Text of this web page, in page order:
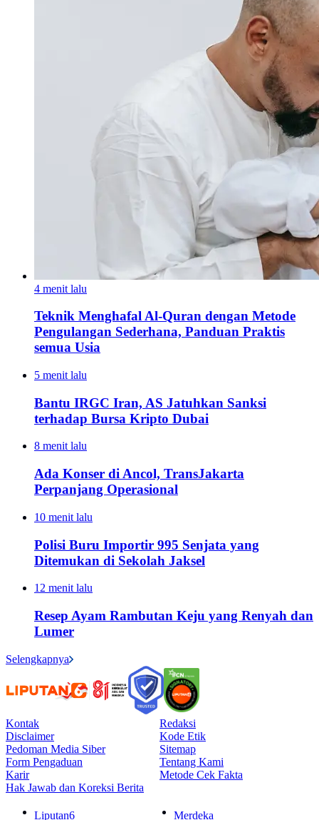
4 menit lalu
Teknik Menghafal Al-Quran dengan Metode
Pengulangan Sederhana, Panduan Praktis
semua Usia
5 menit lalu
Bantu IRGC Iran, AS Jatuhkan Sanksi
terhadap Bursa Kripto Dubai
8 menit lalu
Ada Konser di Ancol, TransJakarta
Perpanjang Operasional
10 menit lalu
Polisi Buru Importir 995 Senjata yang
Ditemukan di Sekolah Jaksel
12 menit lalu
Resep Ayam Rambutan Keju yang Renyah dan
Lumer
Selengkapnya
Kontak
Redaksi
Disclaimer
Kode Etik
Pedoman Media Siber
Sitemap
Form Pengaduan
Tentang Kami
Karir
Metode Cek Fakta
Hak Jawab dan Koreksi Berita
Liputan6 Merdeka